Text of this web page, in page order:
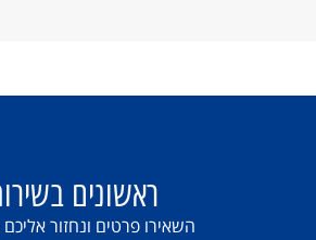
ראשונים
השאירו פרטים ונחזור